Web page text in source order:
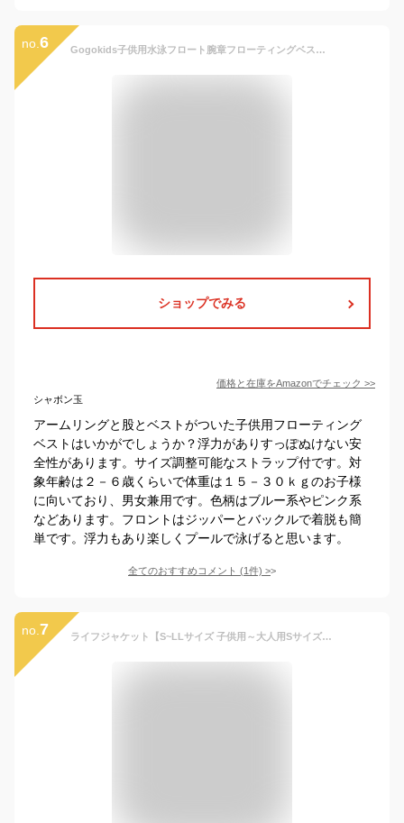
no. 6 Gogokids子供用水泳フロート腕章フローティングベスト コドモ、幼児用ジャケット型水泳浮力装置ライフジャケット キッズ、調節可能なストラップ付きとアームリング子供用浮き具ジャケット（男女兼用）（2-6歳/15-30KG対応）
ショップでみる
価格と在庫をAmazonでチェック >>
シャボン玉
アームリングと股とベストがついた子供用フローティング
ベストはいかがでしょうか？浮力がありすっぽぬけない安
全性があります。サイズ調整可能なストラップ付です。対
象年齢は２－６歳くらいで体重は１５－３０ｋｇのお子様
に向いており、男女兼用です。色柄はブルー系やピンク系
などあります。フロントはジッパーとバックルで着脱も簡
単です。浮力もあり楽しくプールで泳げると思います。
全てのおすすめコメント (1件) >
no. 7 ライフジャケット【S~LLサイズ 子供用～大人用Sサイズ ～約165cm】ライフジャケット 子供 釣り 子供用 キッズ ジュニア ライフベスト 子ども ママ シュノーケリング シーケー 人気 フローティングベスト ck-12001 ファインジャパン 救命胴衣 笛付き 和柄 迷彩 紫 桜